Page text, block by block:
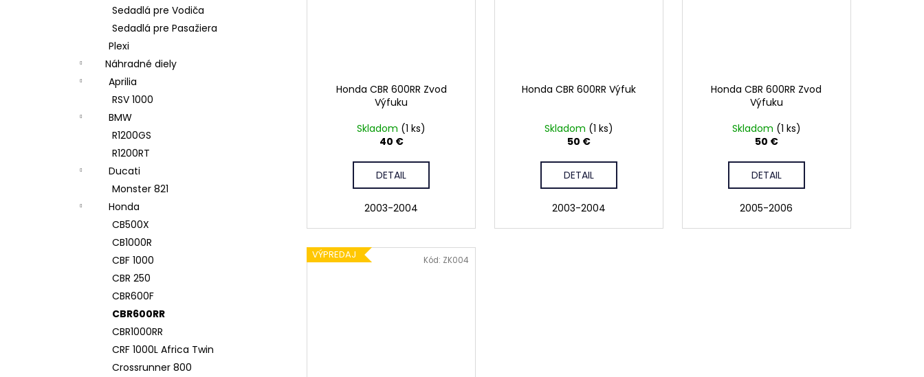
Sedadlá pre Vodiča
Sedadlá pre Pasažiera
Plexi
Náhradné diely
Aprilia
RSV 1000
BMW
R1200GS
R1200RT
Ducati
Monster 821
Honda
CB500X
CB1000R
CBF 1000
CBR 250
CBR600F
CBR600RR
CBR1000RR
CRF 1000L Africa Twin
Crossrunner 800
Honda CBR 600RR Zvod
Výfuku
Skladom (1 ks)
40 €
DETAIL
2003-2004
Honda CBR 600RR Výfuk
Skladom (1 ks)
50 €
DETAIL
2003-2004
Honda CBR 600RR Zvod
Výfuku
Skladom (1 ks)
50 €
DETAIL
2005-2006
VÝPREDAJ Kód: ZK004